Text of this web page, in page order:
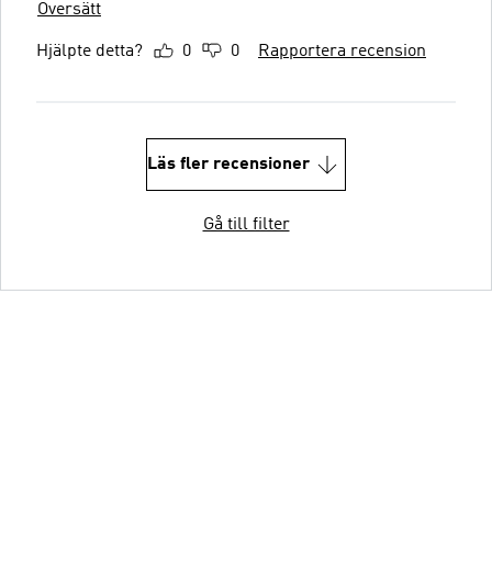
Översätt
Hjälpte detta? 0 0 Rapportera recension
Läs fler recensioner
Gå till filter